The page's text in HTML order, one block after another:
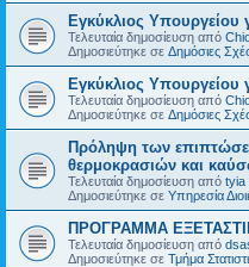
Εγκύκλιος Υπουργείου
Τελευταία δημοσίευση από
Δημοσιεύτηκε σε Δημόσιες
Εγκύκλιος Υπουργείου
Τελευταία δημοσίευση από
Δημοσιεύτηκε σε Δημόσιες
Πρόληψη των
θερμοκρασιών και
Τελευταία δημοσίευση από tyia
Δημοσιεύτηκε σε Υπηρεσία
ΠΡΟΓΡΑΜΜΑ
Τελευταία δημοσίευση από
Δημοσιεύτηκε σε Τμήμα